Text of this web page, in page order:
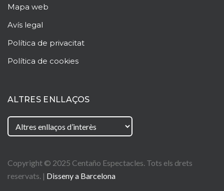
Mapa web
Avís legal
Política de privacitat
Política de cookies
ALTRES ENLLAÇOS
Copyright © 2025 Centaño Espectacles. Tots els drets
reservats. | Disseny a Barcelona